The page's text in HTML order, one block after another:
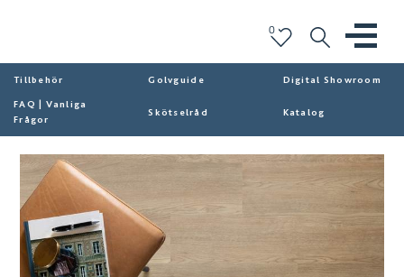
0
Tillbehör Golvguide Digital Showroom
FAQ | Vanliga
Frågor
Skötselråd Katalog